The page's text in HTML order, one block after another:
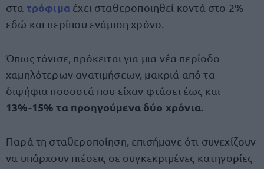
στα τρόφιμα έχει σταθεροποιηθεί κοντά στο 2%
εδώ και περίπου ενάμιση χρόνο.
Όπως τόνισε, πρόκειται για μια νέα περίοδο
χαμηλότερων ανατιμήσεων, μακριά από τα
διψήφια ποσοστά που είχαν φτάσει έως και
13%-15% τα προηγούμενα δύο χρόνια.
Παρά τη σταθεροποίηση, επισήμανε ότι συνεχίζουν
να υπάρχουν πιέσεις σε συγκεκριμένες κατηγορίες